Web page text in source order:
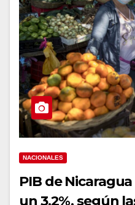
NACIONALES
PIB de
un 3.2%, según